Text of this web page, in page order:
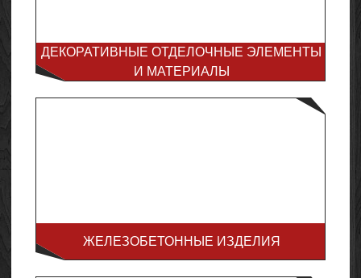
ДЕКОРАТИВНЫЕ ОТДЕЛОЧНЫЕ ЭЛЕМЕНТЫ
И МАТЕРИАЛЫ
ЖЕЛЕЗОБЕТОННЫЕ ИЗДЕЛИЯ